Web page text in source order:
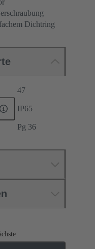
Dichtring
47
IP65
Pg 36